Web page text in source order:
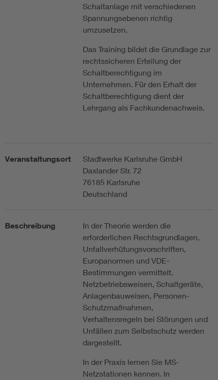
Schaltanlage mit verschiedenen
Spannungsebenen richtig
umzusetzen.
Das Training bildet die Grundlage zur
rechtssicheren Erteilung der
Schaltberechtigung im
Unternehmen. Für den Erhalt der
Schaltberechtigung dient der
Lehrgang als Fachkundenachweis.
Veranstaltungsort
Stadtwerke Karlsruhe GmbH
Daxlander Str. 72
76185 Karlsruhe
Deutschland
Beschreibung
In der Theorie werden die
erforderlichen Rechtsgrundlagen,
Unfallverhütungsvorschriften,
Europanormen und VDE-
Bestimmungen vermittelt.
Netzbetriebsweisen, Schaltgeräte,
Anlagenbauweisen, Personen-
Schutzmaßnahmen,
Verhaltensregeln bei Störungen und
Unfällen zum Selbstschutz werden
dargestellt.
In der Praxis lernen Sie MS-
Netzstationen kennen. In